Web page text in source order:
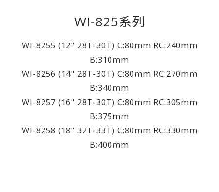
WI-825系列
WI-8255 (12" 28T-30T) C:80mm RC:240mm
B:310mm
WI-8256 (14" 28T-30T) C:80mm RC:270mm
B:340mm
WI-8257 (16" 28T-30T) C:80mm RC:305mm
B:375mm
WI-8258 (18" 32T-33T) C:80mm RC:330mm
B:400mm